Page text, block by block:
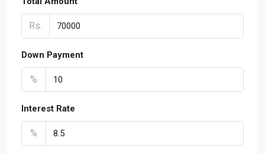
Rs.
Down Payment
%
Interest Rate
%